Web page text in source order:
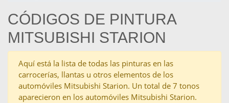
CÓDIGOS DE PINTURA
MITSUBISHI STARION
Aquí está la lista de todas las pinturas en las
carrocerías, llantas u otros elementos de los
automóviles Mitsubishi Starion. Un total de 7 tonos
aparecieron en los automóviles Mitsubishi Starion.